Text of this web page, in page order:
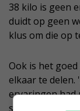
38 kilo is geen
duidt op geen
klus om die op
Ook is het
elkaar te delen.
ervaringen had
sondedobber